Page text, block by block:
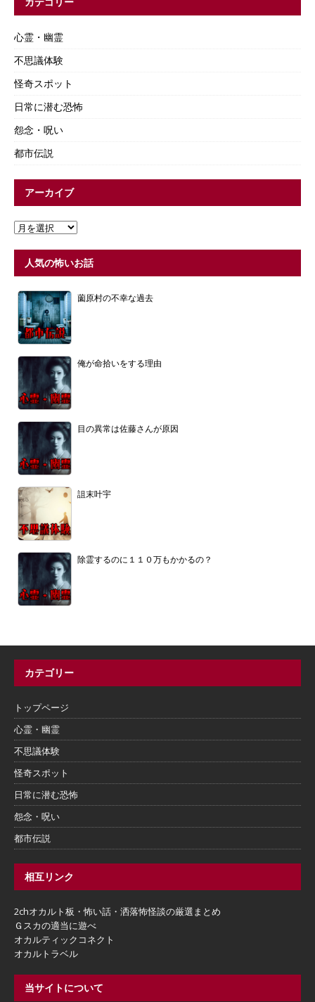
心霊・幽霊
不思議体験
怪奇スポット
日常に潜む恐怖
怨念・呪い
都市伝説
アーカイブ
人気の怖いお話
薗原村の不幸な過去
俺が命拾いをする理由
目の異常は佐藤さんが原因
詛末叶宇
除霊するのに１１０万もかかるの？
カテゴリー
トップページ
心霊・幽霊
不思議体験
怪奇スポット
日常に潜む恐怖
怨念・呪い
都市伝説
相互リンク
2chオカルト板・怖い話・洒落怖怪談の厳選まとめ
Ｇスカの適当に遊べ
オカルティックコネクト
オカルトラベル
当サイトについて